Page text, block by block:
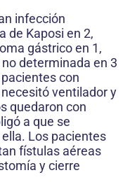
infección
de Kaposi en 2,
gástrico en 1,
determinada en 3
con
ventilador y
quedaron con
a que se
Los pacientes
fístulas aéreas
y cierre